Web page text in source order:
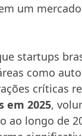
um
startups
como
críticas
em 2025,
ao longo de